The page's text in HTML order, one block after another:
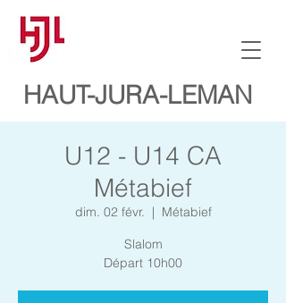
HAUT-JURA-LEMAN
U12 - U14 CA
Métabief
dim. 02 févr.
  |
Métabief
Slalom
Départ 10h00